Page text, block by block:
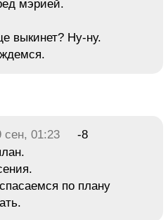
мэрией.
выкинет? Ну-ну.
сен, 01:23
-8
по плану